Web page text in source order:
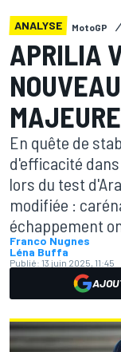
ANALYSE MotoGP
APRILIA
En quête de
d'efficacité
lors du test
modifiée :
échappement
Franco Nugnes
Léna Buffa
Publié: 13 juin 2025, 11:45